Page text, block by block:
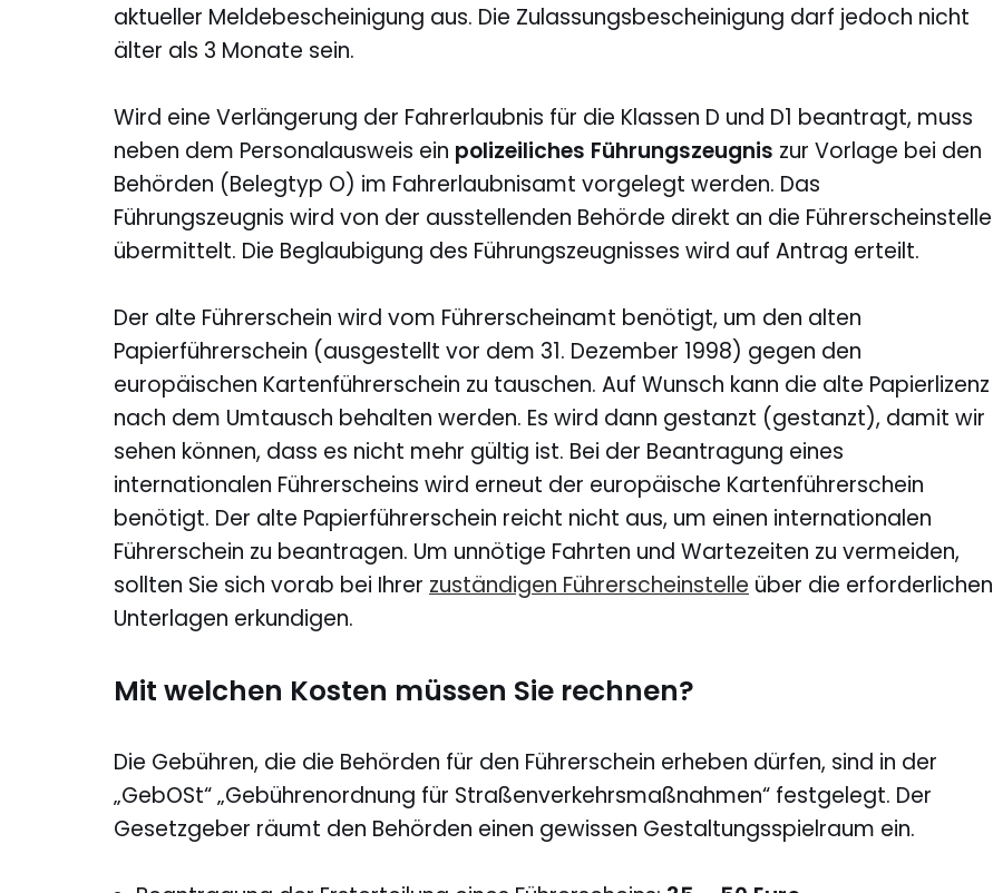
aktueller Meldebescheinigung aus. Die Zulassungsbescheinigung darf jedoch nicht
älter als 3 Monate sein.
Wird eine Verlängerung der Fahrerlaubnis für die Klassen D und D1 beantragt, muss
neben dem Personalausweis ein polizeiliches Führungszeugnis zur Vorlage bei den
Behörden (Belegtyp O) im Fahrerlaubnisamt vorgelegt werden. Das
Führungszeugnis wird von der ausstellenden Behörde direkt an die Führerscheinstelle
übermittelt. Die Beglaubigung des Führungszeugnisses wird auf Antrag erteilt.
Der alte Führerschein wird vom Führerscheinamt benötigt, um den alten
Papierführerschein (ausgestellt vor dem 31. Dezember 1998) gegen den
europäischen Kartenführerschein zu tauschen. Auf Wunsch kann die alte Papierlizenz
nach dem Umtausch behalten werden. Es wird dann gestanzt (gestanzt), damit wir
sehen können, dass es nicht mehr gültig ist. Bei der Beantragung eines
internationalen Führerscheins wird erneut der europäische Kartenführerschein
benötigt. Der alte Papierführerschein reicht nicht aus, um einen internationalen
Führerschein zu beantragen. Um unnötige Fahrten und Wartezeiten zu vermeiden,
sollten Sie sich vorab bei Ihrer zuständigen Führerscheinstelle über die erforderlichen
Unterlagen erkundigen.
Mit welchen Kosten müssen Sie rechnen?
Die Gebühren, die die Behörden für den Führerschein erheben dürfen, sind in der
„GebOSt“ „Gebührenordnung für Straßenverkehrsmaßnahmen“ festgelegt. Der
Gesetzgeber räumt den Behörden einen gewissen Gestaltungsspielraum ein.